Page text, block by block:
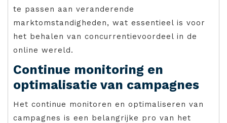
te passen aan veranderende
marktomstandigheden, wat essentieel is voor
het behalen van concurrentievoordeel in de
online wereld.
Continue monitoring en
optimalisatie van campagnes
Het continue monitoren en optimaliseren van
campagnes is een belangrijke pro van het